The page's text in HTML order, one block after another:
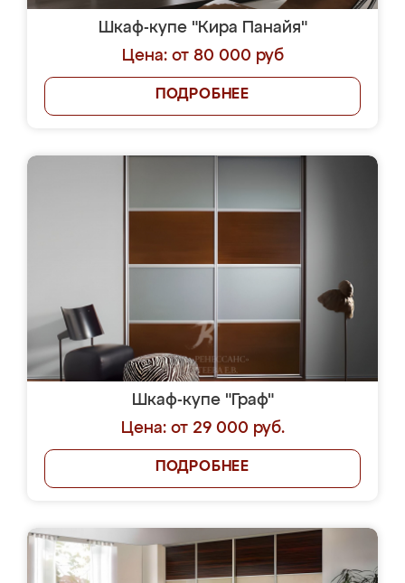
Шкаф-купе "Кира Панайя"
Цена: от 80 000 руб
ПОДРОБНЕЕ
Шкаф-купе "Граф"
Цена: от 29 000 руб.
ПОДРОБНЕЕ